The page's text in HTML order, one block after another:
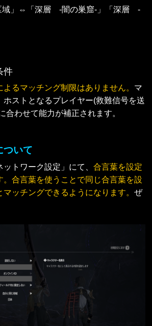
域」⇔「深層 -闇の巣窟-」「深層 -
件
るマッチング制限はありません。 マ
ホストとなるプレイヤー(救難信号を送
合わせて能力が補正されます。
ついて
ットワーク設定」にて、合言葉を設定
。合言葉を使うことで同じ合言葉を設
マッチングできるようになります。ぜ